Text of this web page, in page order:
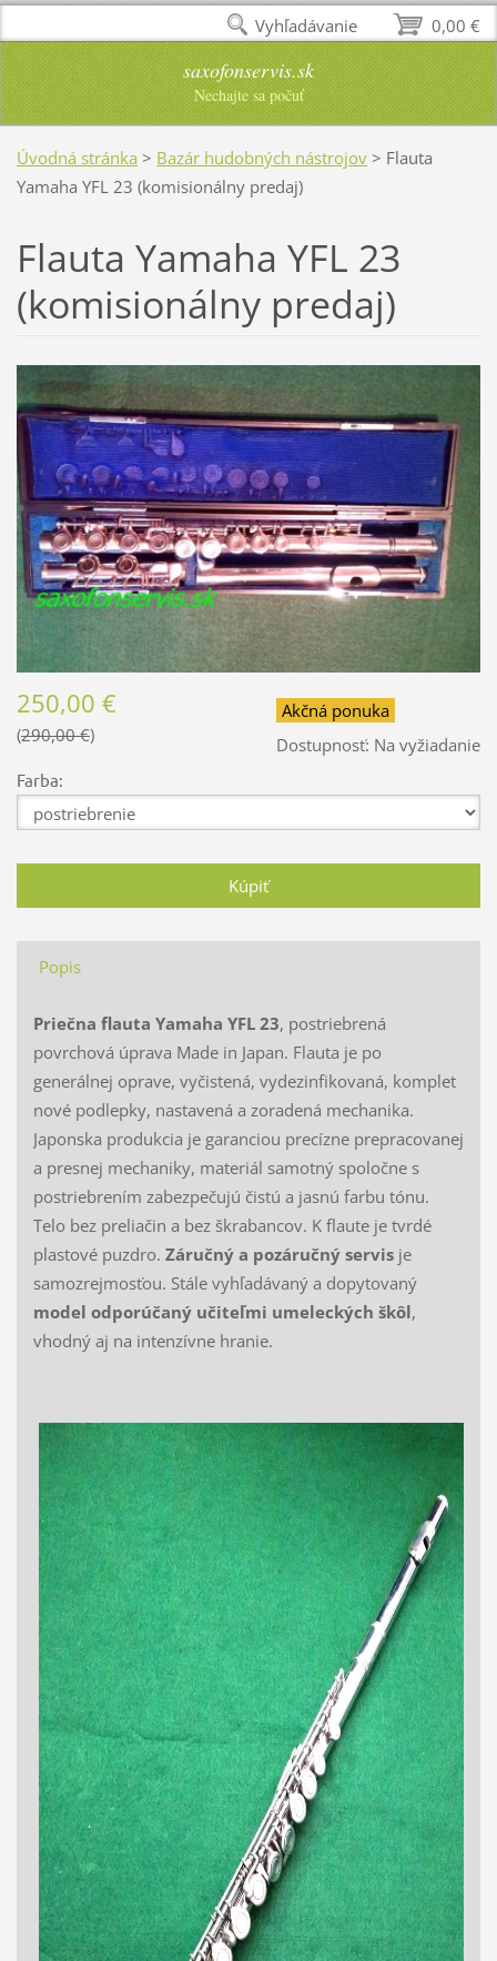
saxofonservis.sk
Nechajte sa počuť
Úvodná stránka > Bazár hudobných nástrojov > Flauta
Yamaha YFL 23 (komisionálny predaj)
Flauta Yamaha YFL 23
(komisionálny predaj)
Akčná ponuka
Dostupnosť: Na vyžiadanie
250,00 €
290,00 €
Farba:
Popis
Priečna flauta Yamaha YFL 23, postriebrená
povrchová úprava Made in Japan. Flauta je po
generálnej oprave, vyčistená, vydezinfikovaná, komplet
nové podlepky, nastavená a zoradená mechanika.
Japonska produkcia je garanciou precízne prepracovanej
a presnej mechaniky, materiál samotný spoločne s
postriebrením zabezpečujú čistú a jasnú farbu tónu.
Telo bez preliačin a bez škrabancov. K flaute je tvrdé
plastové puzdro. Záručný a pozáručný servisje
samozrejmosťou. Stále vyhľadávaný a dopytovaný
model odporúčaný učiteľmi umeleckých škôl,
vhodný aj na intenzívne hranie.
0,00 €
Vyhľadávanie